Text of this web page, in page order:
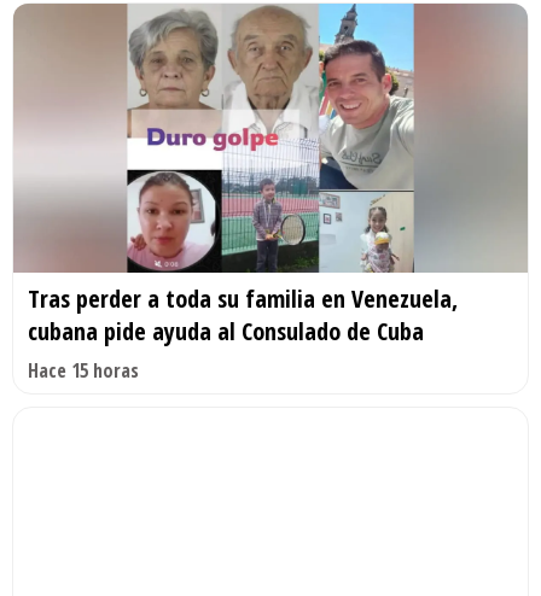
Tras perder a toda su familia en Venezuela,
cubana pide ayuda al Consulado de Cuba
Hace 15 horas